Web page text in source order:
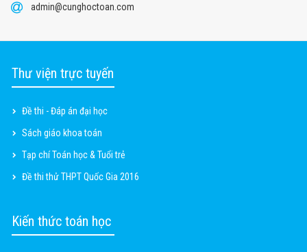
admin@cunghoctoan.com
Thư viện trực tuyến
Đề thi - Đáp án đại học
Sách giáo khoa toán
Tạp chí Toán học & Tuổi trẻ
Đề thi thử THPT Quốc Gia 2016
Kiến thức toán học